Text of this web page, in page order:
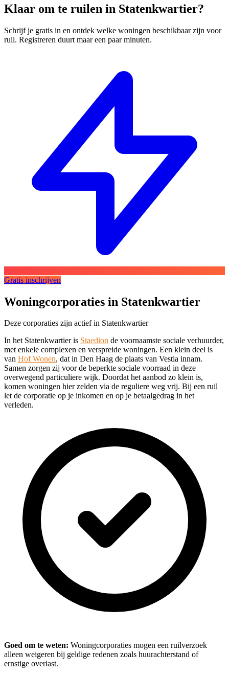
Klaar om te ruilen in Statenkwartier?
Schrijf je gratis in en ontdek welke woningen beschikbaar zijn voor
ruil. Registreren duurt maar een paar minuten.
Gratis inschrijven
Woningcorporaties in Statenkwartier
Deze corporaties zijn actief in Statenkwartier
In het Statenkwartier is Staedion de voornaamste sociale verhuurder,
met enkele complexen en verspreide woningen. Een klein deel is
van Hof Wonen, dat in Den Haag de plaats van Vestia innam.
Samen zorgen zij voor de beperkte sociale voorraad in deze
overwegend particuliere wijk. Doordat het aanbod zo klein is,
komen woningen hier zelden via de reguliere weg vrij. Bij een ruil
let de corporatie op je inkomen en op je betaalgedrag in het
verleden.
Goed om te weten: Woningcorporaties mogen een ruilverzoek
alleen weigeren bij geldige redenen zoals huurachterstand of
ernstige overlast.